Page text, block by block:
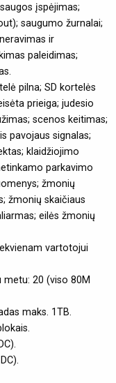
įspėjimas;
saugumo žurnalai;
ir
paleidimas;
pilna; SD kortelės
prieiga; judesio
scenos keitimas;
pavojaus signalas;
klaidžiojimo
parkavimo
žmonių
žmonių skaičiaus
eilės žmonių
vartotojui
metu: 20 (viso 80M
maks. 1TB.